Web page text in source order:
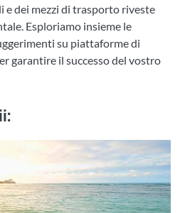
e dei mezzi di trasporto riveste
Esploriamo insieme le
su piattaforme di
garantire il successo del vostro